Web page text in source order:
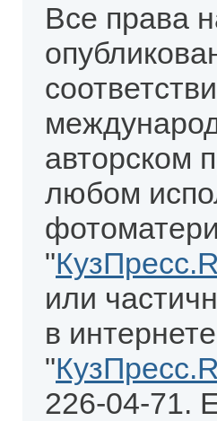
Все права
авторском
любом
"
или
в
"
226-04-71.